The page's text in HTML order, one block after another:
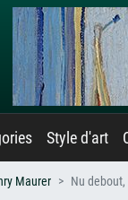
Style d'art
Maurer Nu